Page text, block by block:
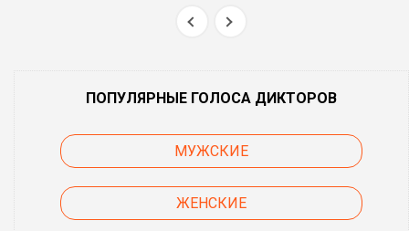
ПОПУЛЯРНЫЕ ГОЛОСА ДИКТОРОВ
МУЖСКИЕ
ЖЕНСКИЕ